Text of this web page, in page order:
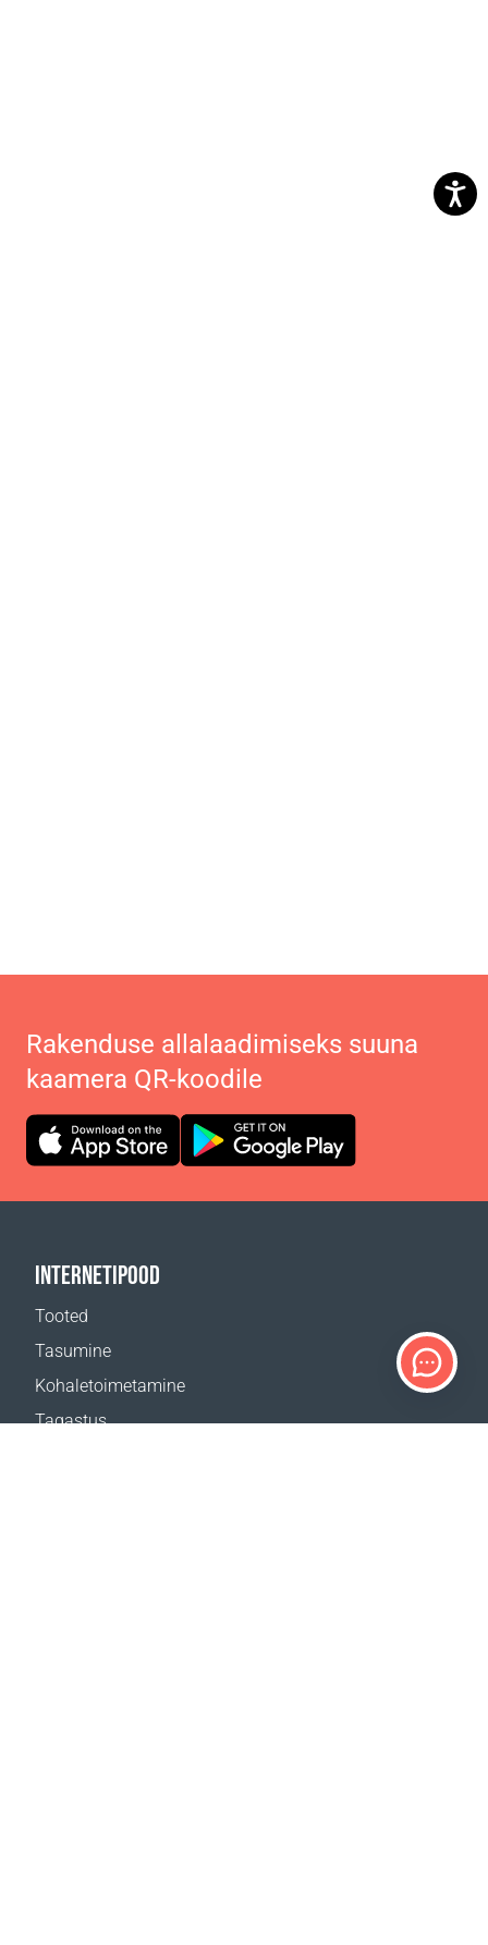
Rakenduse allalaadimiseks suuna
kaamera QR-koodile
INTERNETIPOOD
Tooted
Tasumine
Kohaletoimetamine
Tagastus